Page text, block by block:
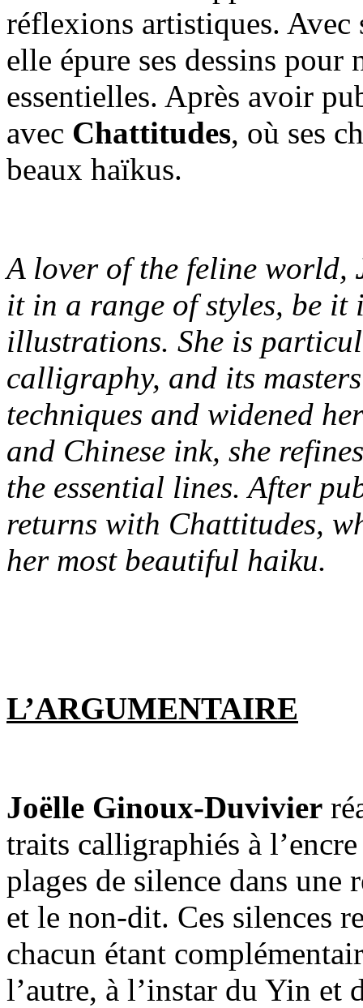
réflexions artistiques. Avec
elle épure ses dessins pour
essentielles. Après avoir
avec Chattitudes, où ses
beaux haïkus.
A lover of the feline world,
it in a range of styles, be
illustrations. She is
calligraphy, and its
techniques and widened
and Chinese ink, she
the essential lines. After
returns with Chattitudes,
her most beautiful haiku.
L’ARGUMENTAIRE
Joëlle Ginoux-Duvivier
traits calligraphiés à
plages de silence dans une
et le non-dit. Ces silences
chacun étant
l’autre, à l’instar du Yin